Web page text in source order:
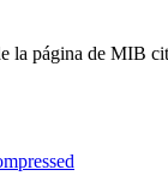
la página de MIB